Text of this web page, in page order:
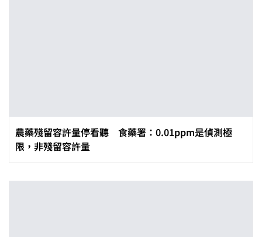
農藥殘留容許量停看聽 食藥署：0.01ppm是偵測極
限，非殘留容許量